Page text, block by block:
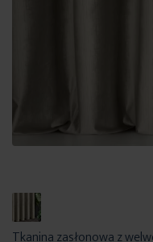
Tkanina zasłonowa z